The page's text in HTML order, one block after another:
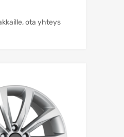
ota yhteys